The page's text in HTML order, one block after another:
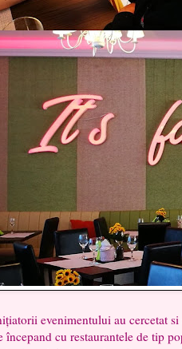
evenimentului au cercetat si
începand cu restaurantele de tip